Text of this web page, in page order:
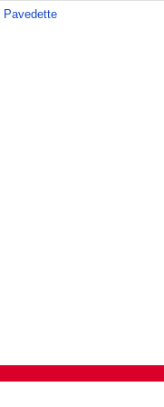
Pavedette